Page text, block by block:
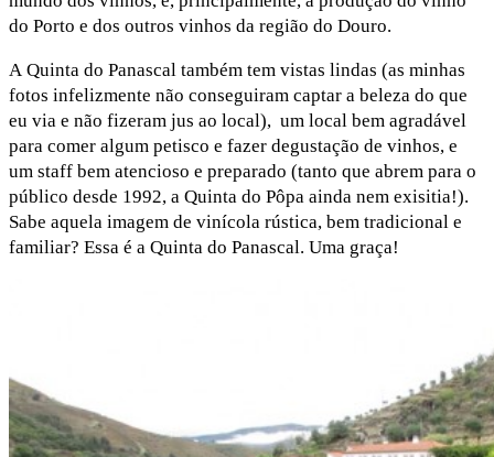
do Porto e dos outros vinhos da região do Douro.
A Quinta do Panascal também tem vistas lindas (as minhas
fotos infelizmente não conseguiram captar a beleza do que
eu via e não fizeram jus ao local), um local bem agradável
para comer algum petisco e fazer degustação de vinhos, e
um staff bem atencioso e preparado (tanto que abrem para o
público desde 1992, a Quinta do Pôpa ainda nem exisitia!).
Sabe aquela imagem de vinícola rústica, bem tradicional e
familiar? Essa é a Quinta do Panascal. Uma graça!